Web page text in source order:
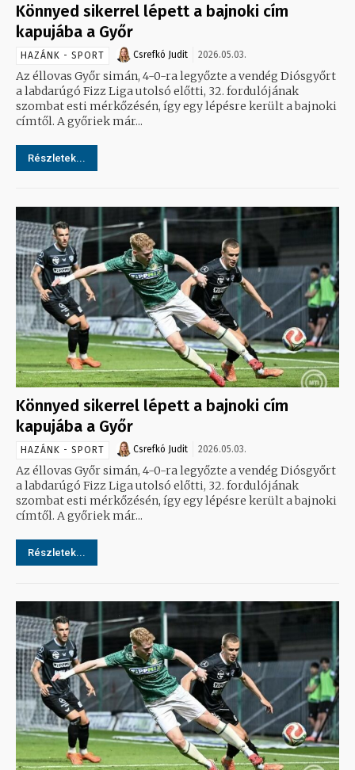
Könnyed sikerrel lépett a bajnoki cím
kapujába a Győr
HAZÁNK - SPORT Csrefkó Judit 2026.05.03.
Az éllovas Győr simán, 4-0-ra legyőzte a vendég Diósgyőrt
a labdarúgó Fizz Liga utolsó előtti, 32. fordulójának
szombat esti mérkőzésén, így egy lépésre került a bajnoki
címtől. A győriek már...
Részletek...
Könnyed sikerrel lépett a bajnoki cím
kapujába a Győr
HAZÁNK - SPORT Csrefkó Judit 2026.05.03.
Az éllovas Győr simán, 4-0-ra legyőzte a vendég Diósgyőrt
a labdarúgó Fizz Liga utolsó előtti, 32. fordulójának
szombat esti mérkőzésén, így egy lépésre került a bajnoki
címtől. A győriek már...
Részletek...